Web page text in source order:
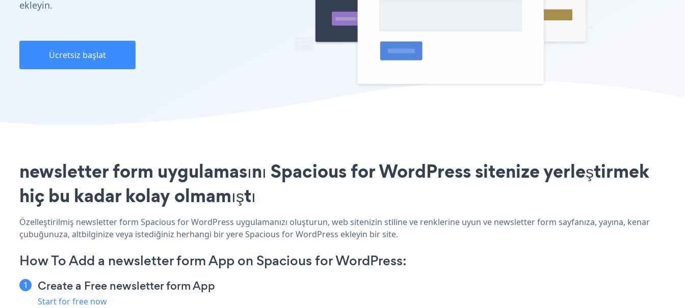
ekleyin.
Ücretsiz başlat
newsletter form uygulamasını Spacious for WordPress sitenize yerleştirmek
hiç bu kadar kolay olmamıştı
Özelleştirilmiş newsletter form Spacious for WordPress uygulamanızı oluşturun, web sitenizin stiline ve renklerine uyun ve newsletter form sayfanıza, yayına, kenar
çubuğunuza, altbilginize veya istediğiniz herhangi bir yere Spacious for WordPress ekleyin bir site.
How To Add a newsletter form App on Spacious for WordPress:
Create a Free newsletter form App
Start for free now